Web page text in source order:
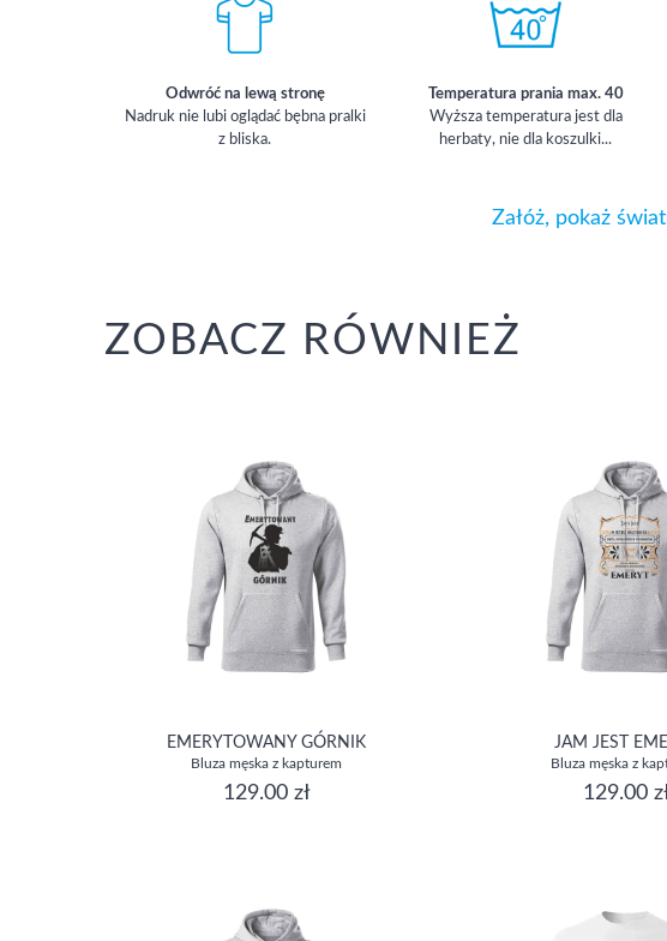
Odwróć na lewą stronę
Nadruk nie lubi oglądać bębna pralki
z bliska.
Temperatura prania max. 40
Wyższa temperatura jest dla
herbaty, nie dla koszulki...
Załóż, pokaż
ZOBACZ RÓWNIEŻ
EMERYTOWANY GÓRNIK
Bluza męska z kapturem
129.00 zł
JAM JEST
Bluza męska z
129.00